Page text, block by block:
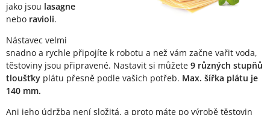
jako jsou lasagne
nebo ravioli.
Nástavec velmi
snadno a rychle připojíte k robotu a než vám začne vařit voda,
těstoviny jsou připravené. Nastavit si můžete 9 různých stupňů
tloušťky plátu přesně podle vašich potřeb. Max. šířka plátu je
140 mm.
Ani jeho údržba není složitá, a proto máte po výrobě těstovin